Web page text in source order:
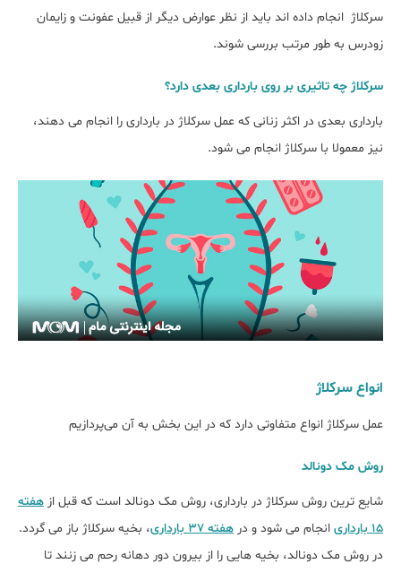
سرکلاژ انجام داده اند باید از نظر عوارض دیگر از قبیل عفونت و زایمان
زودرس به طور مرتب بررسی شوند.
سرکلاژ چه تاثیری بر روی بارداری بعدی دارد؟
بارداری بعدی در اکثر زنانی که عمل سرکلاژ در بارداری را انجام می دهند،
نیز معمولا با سرکلاژ انجام می شود.
انواع سرکلاژ
عمل سرکلاژ انواع متفاوتی دارد که در این بخش به آن می‌پردازیم
روش مک دونالد
شایع ترین روش سرکلاژ در بارداری، روش مک دونالد است که قبل از هفته
۱۵ بارداری
انجام می شود و در هفته 37 بارداری
، بخیه سرکلاژ باز می گردد.
در روش مک دونالد، بخیه هایی را از بیرون دور دهانه رحم می زنند تا